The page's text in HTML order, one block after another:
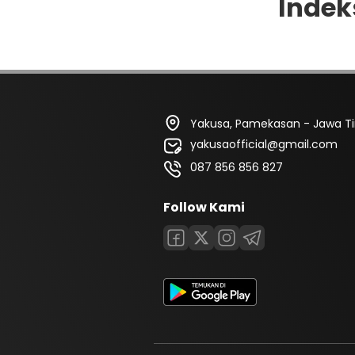
Yakusa, Pamekasan - Jawa
yakusaofficial@gmail.com
087 856 856 827
Follow Kami